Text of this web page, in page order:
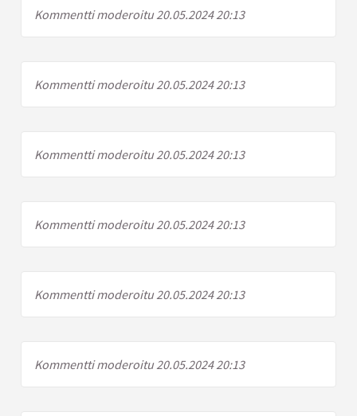
Kommentti moderoitu 20.05.2024 20:13
Kommentti moderoitu 20.05.2024 20:13
Kommentti moderoitu 20.05.2024 20:13
Kommentti moderoitu 20.05.2024 20:13
Kommentti moderoitu 20.05.2024 20:13
Kommentti moderoitu 20.05.2024 20:13